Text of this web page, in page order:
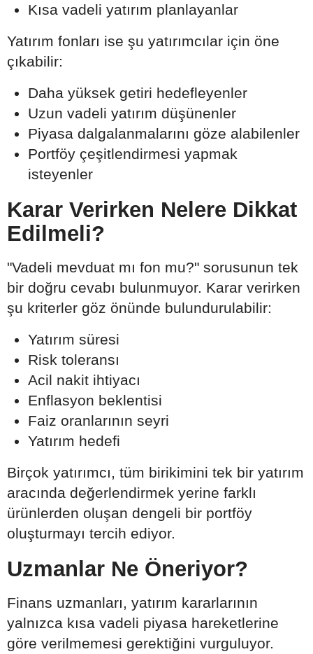
Kısa vadeli yatırım planlayanlar
Yatırım fonları ise şu yatırımcılar için öne
çıkabilir:
Daha yüksek getiri hedefleyenler
Uzun vadeli yatırım düşünenler
Piyasa dalgalanmalarını göze alabilenler
Portföy çeşitlendirmesi yapmak
isteyenler
Karar Verirken Nelere Dikkat
Edilmeli?
"Vadeli mevduat mı fon mu?" sorusunun tek
bir doğru cevabı bulunmuyor. Karar verirken
şu kriterler göz önünde bulundurulabilir:
Yatırım süresi
Risk toleransı
Acil nakit ihtiyacı
Enflasyon beklentisi
Faiz oranlarının seyri
Yatırım hedefi
Birçok yatırımcı, tüm birikimini tek bir yatırım
aracında değerlendirmek yerine farklı
ürünlerden oluşan dengeli bir portföy
oluşturmayı tercih ediyor.
Uzmanlar Ne Öneriyor?
Finans uzmanları, yatırım kararlarının
yalnızca kısa vadeli piyasa hareketlerine
göre verilmemesi gerektiğini vurguluyor.